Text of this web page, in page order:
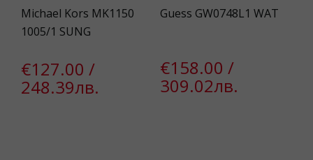
Michael Kors MK1150
1005/1 SUNG
€127.00 /
248.39лв.
Guess GW0748L1 WAT
€158.00 /
309.02лв.